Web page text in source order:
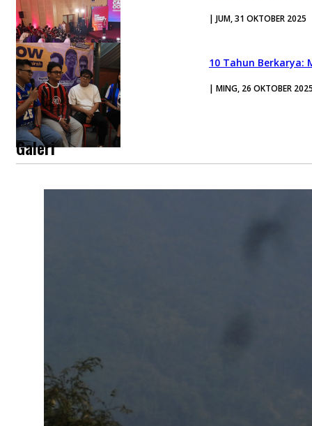
| JUM, 31 OKTOBER 2025
10 Tahun Berkarya:
| MING, 26 OKTOBER
Galeri